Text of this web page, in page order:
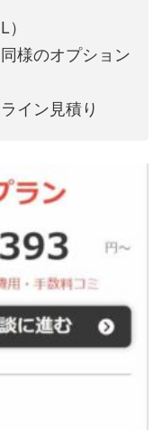
様のオプション
イン見積り